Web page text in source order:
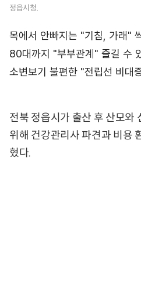
정읍시청.
전북 정읍시가 출산 후 산모와
위해 건강관리사 파견과 비용
혔다.